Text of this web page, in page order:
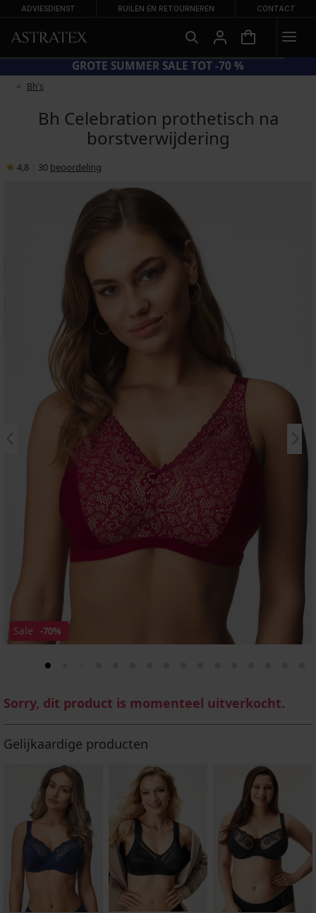
ADVIESDIENST RUILEN EN RETOURNEREN CONTACT
GROTE SUMMER SALE TOT -70 %
Bh's
Bh Celebration prothetisch na
borstverwijdering
4,8 30 beoordeling
Sale -70%
Sorry, dit product is momenteel uitverkocht.
Gelijkaardige producten